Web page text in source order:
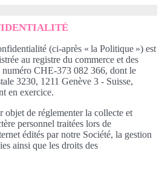
(ci-après « la Politique ») est
au registre du commerce et des
numéro CHE-373 082 366, dont le
3230, 1211 Genève 3 - Suisse,
en exercice.
objet de réglementer la collecte et
personnel traitées lors de
édités par notre Société, la gestion
ainsi que les droits des